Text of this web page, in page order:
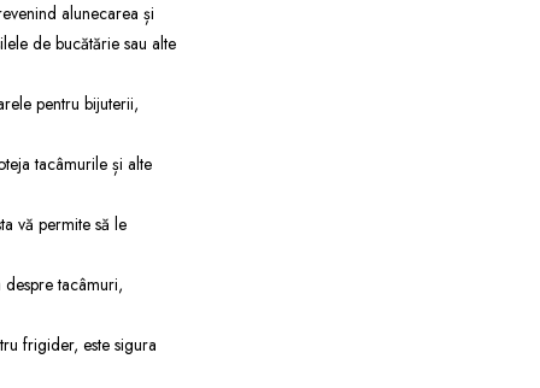
alunecarea și
de bucătărie sau alte
pentru bijuterii,
tacâmurile și alte
vă permite să le
tacâmuri,
frigider, este sigura